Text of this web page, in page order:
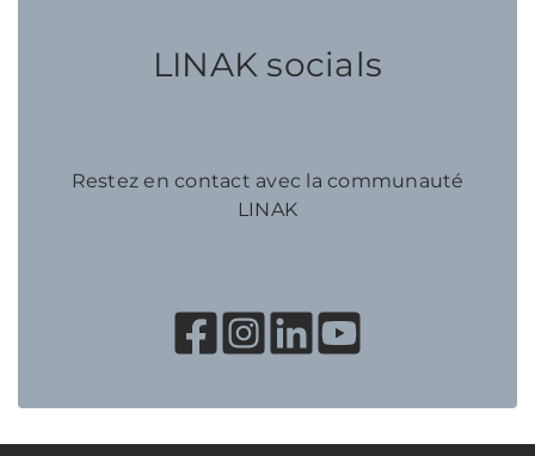
LINAK socials
Restez en contact avec la communauté
LINAK